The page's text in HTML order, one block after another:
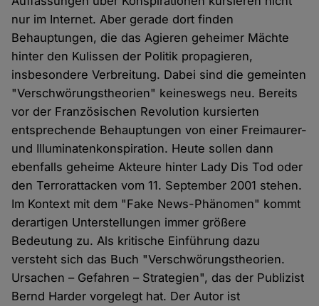
nur im Internet. Aber gerade dort finden
Behauptungen, die das Agieren geheimer Mächte
hinter den Kulissen der Politik propagieren,
insbesondere Verbreitung. Dabei sind die gemeinten
"Verschwörungstheorien" keineswegs neu. Bereits
vor der Französischen Revolution kursierten
entsprechende Behauptungen von einer Freimaurer-
und Illuminatenkonspiration. Heute sollen dann
ebenfalls geheime Akteure hinter Lady Dis Tod oder
den Terrorattacken vom 11. September 2001 stehen.
Im Kontext mit dem "Fake News-Phänomen" kommt
derartigen Unterstellungen immer größere
Bedeutung zu. Als kritische Einführung dazu
versteht sich das Buch "Verschwörungstheorien.
Ursachen – Gefahren – Strategien", das der Publizist
Bernd Harder vorgelegt hat. Der Autor ist